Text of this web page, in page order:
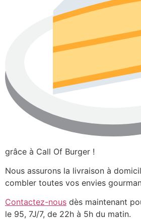
grâce à Call Of Burger !
Nous assurons la livraison à
combler toutes vos envies
Contactez-nous dès maintenant
le 95, 7J/7, de 22h à 5h du matin.